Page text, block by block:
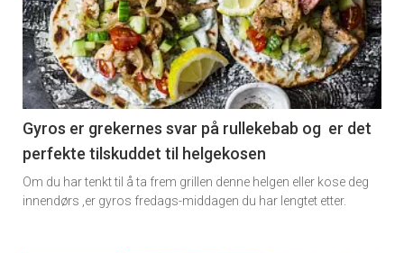
detail
-
section
11
Dagens
rett
Gyros er grekernes svar på rullekebab og er det
perfekte tilskuddet til helgekosen
Om du har tenkt til å ta frem grillen denne helgen eller kose deg
innendørs ,er gyros fredags-middagen du har lengtet etter.